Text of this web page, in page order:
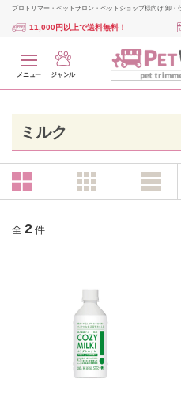
プロトリマー・ペットサロン・ペットショップ様向け 卸・
11,000円以上で送料無料！
メニュー ジャンル
ミルク
全 2 件